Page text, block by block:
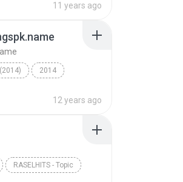
11 years ago
2014
12 years ago
RASELHITS - Topic